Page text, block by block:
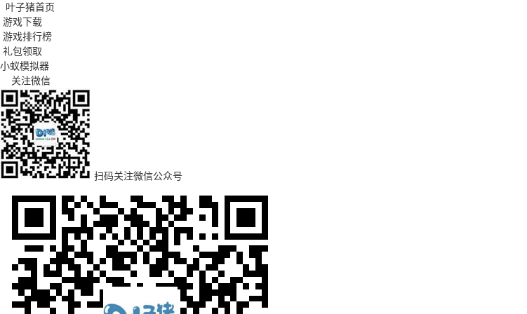
叶子猪首页
游戏下载
游戏排行榜
礼包领取
小蚁模拟器
关注微信
扫码关注微信公众号